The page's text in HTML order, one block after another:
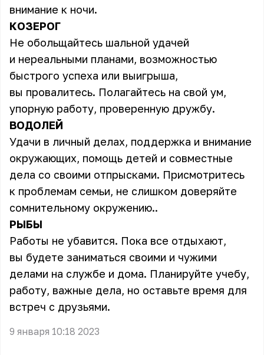
внимание к ночи.
КОЗЕРОГ
Не обольщайтесь шальной удачей
и нереальными планами, возможностью
быстрого успеха или выигрыша,
вы провалитесь. Полагайтесь на свой ум,
упорную работу, проверенную дружбу.
ВОДОЛЕЙ
Удачи в личный делах, поддержка и внимание
окружающих, помощь детей и совместные
дела со своими отпрысками. Присмотритесь
к проблемам семьи, не слишком доверяйте
сомнительному окружению..
РЫБЫ
Работы не убавится. Пока все отдыхают,
вы будете заниматься своими и чужими
делами на службе и дома. Планируйте учебу,
работу, важные дела, но оставьте время для
встреч с друзьями.
9 января 10:18 2023